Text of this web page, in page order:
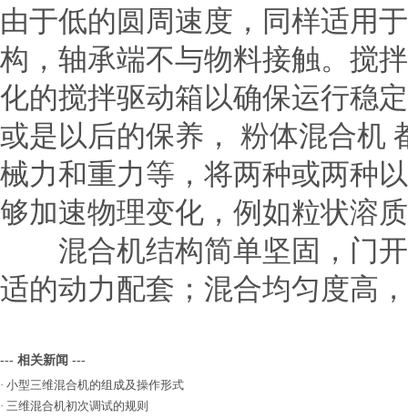
由于低的圆周速度，同样适用
构，轴承端不与物料接触。搅
化的搅拌驱动箱以确保运行稳
或是以后的保养， 粉体混合机
械力和重力等，将两种或两种
够加速物理变化，例如粒状溶
混合机结构简单坚固，门开
适的动力配套；混合均匀度高
--- 相关新闻 ---
· 小型三维混合机的组成及操作形式
· 三维混合机初次调试的规则